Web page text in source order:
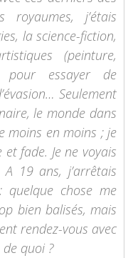
royaumes, j’étais
la science-fiction,
(peinture,
essayer de
Seulement
le monde dans
moins en moins ; je
fade. Je ne voyais
A 19 ans, j’arrêtais
chose me
bien balisés, mais
rendez-vous avec
de quoi ?